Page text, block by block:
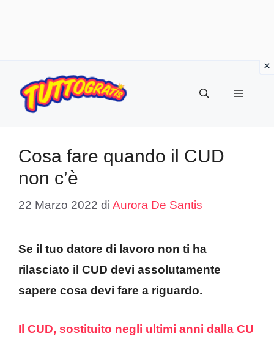
contenuto
Menu
Cosa fare quando il CUD
non c’è
22 Marzo 2022 di Aurora De Santis
Se il tuo datore di lavoro non ti ha
rilasciato il CUD devi assolutamente
sapere cosa devi fare a riguardo.
Il CUD, sostituito negli ultimi anni dalla CU